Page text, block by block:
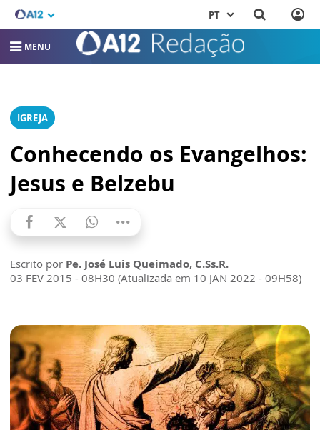
PT
MENU
IGREJA
Conhecendo os Evangelhos:
Jesus e Belzebu
Escrito por Pe. José Luis Queimado, C.Ss.R.
03 FEV 2015 - 08H30 (Atualizada em 10 JAN 2022 - 09H58)